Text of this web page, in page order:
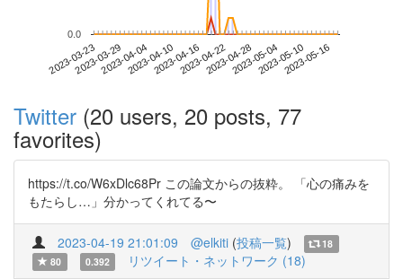
2023-03-232023-03-292023-04-042023-04-102023-04-162023-04-222023-04-282023-05-042023-05-102023-05-16
0.0
Twitter (20 users, 20 posts, 77
favorites)
https://t.co/W6xDlc68Pr この論文からの抜粋。 「心の痛みを
もたらし…」分かってくれてる〜
2023-04-19 21:01:09 @elkiti (投稿一覧)
18
80
0.392 リツイート・ネットワーク (18)